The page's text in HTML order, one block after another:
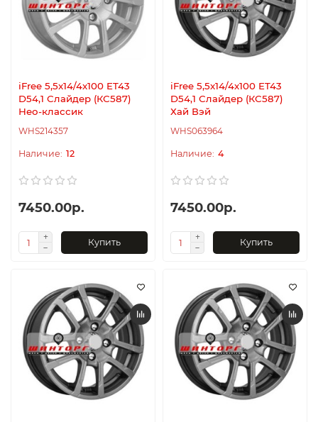
iFree 5,5x14/4x100 ET43
D54,1 Слайдер (КС587)
Нео-классик
WHS214357
12
7450.00р.
Купить
iFree 5,5x14/4x100 ET43
D54,1 Слайдер (КС587)
Хай Вэй
WHS063964
4
7450.00р.
Купить